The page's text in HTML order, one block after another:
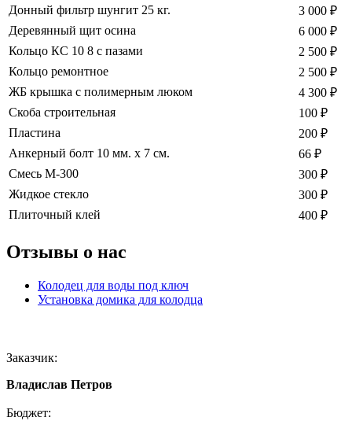
Донный фильтр шунгит 25 кг.
3 000 ₽
Деревянный щит осина
6 000 ₽
Кольцо КС 10 8 с пазами
2 500 ₽
Кольцо ремонтное
2 500 ₽
ЖБ крышка с полимерным люком
4 300 ₽
Скоба строительная
100 ₽
Пластина
200 ₽
Анкерный болт 10 мм. х 7 см.
66 ₽
Смесь М-300
300 ₽
Жидкое стекло
300 ₽
Плиточный клей
400 ₽
Отзывы о нас
Колодец для воды под ключ
Установка домика для колодца
Заказчик:
Владислав Петров
Бюджет: